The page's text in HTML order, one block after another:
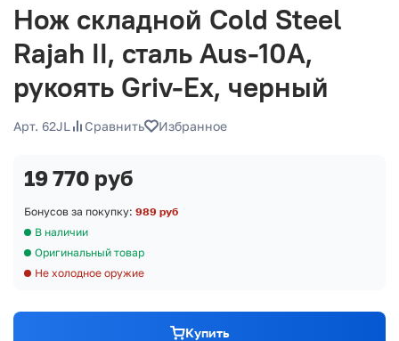
Нож складной Cold Steel
Rajah II, сталь Aus-10A,
рукоять Griv-Ex, черный
Арт. 62JL Сравнить Избранное
19 770 руб
Бонусов за покупку: 989 руб
В наличии
Оригинальный товар
Не холодное оружие
Купить